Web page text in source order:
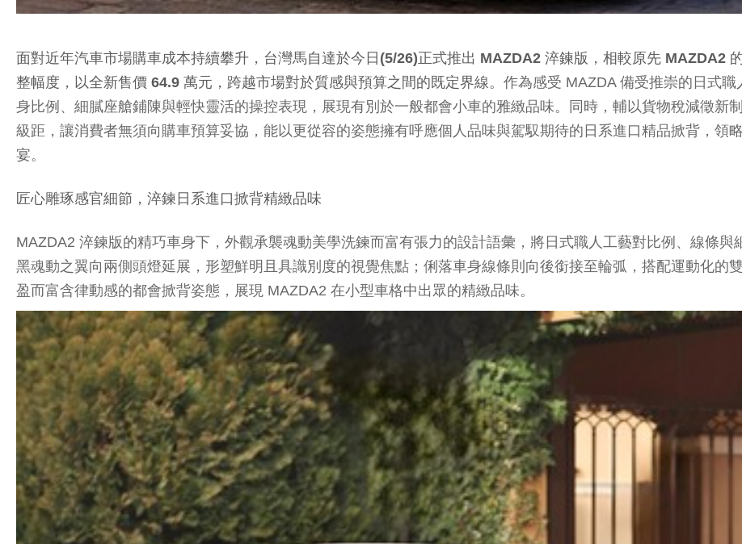
面對近年汽車市場購車成本持續攀升，台灣馬自達於今日(5/26)正式推出 MAZDA2 淬鍊版，相較原先 MAZDA2
整幅度，以全新售價 64.9 萬元，跨越市場對於質感與預算之間的既定界線。 作為感受 MAZDA 備受推崇的日式
身比例、細膩座艙鋪陳與輕快靈活的操控表現，展現有別於一般都會小車的雅緻品味。同時，輔以貨物稅減徵新
級距，讓消費者無須向購車預算妥協，能以更從容的姿態擁有呼應個人品味與駕馭期待的日系進口精品掀背，領
宴。
匠心雕琢感官細節，淬鍊日系進口掀背精緻品味
MAZDA2 淬鍊版的精巧車身下，外觀承襲魂動美學洗鍊而富有張力的設計語彙，將日式職人工藝對比例、線條
黑魂動之翼向兩側頭燈延展，形塑鮮明且具識別度的視覺焦點；俐落車身線條則向後銜接至輪弧，搭配運動化的
盈而富含律動感的都會掀背姿態，展現 MAZDA2 在小型車格中出眾的精緻品味。